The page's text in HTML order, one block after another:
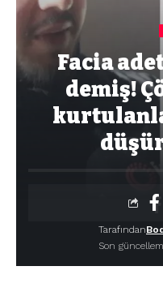
Facia
demiş!
Son
Tarafından